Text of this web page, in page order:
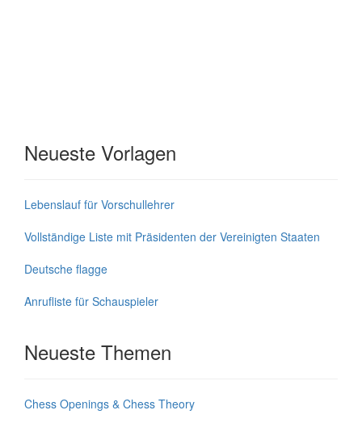
Neueste Vorlagen
Lebenslauf für Vorschullehrer
Vollständige Liste mit Präsidenten der Vereinigten Staaten
Deutsche flagge
Anrufliste für Schauspieler
Neueste Themen
Chess Openings & Chess Theory